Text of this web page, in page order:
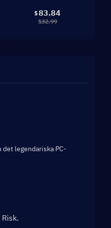
$83.84
132.99
legendariska PC-